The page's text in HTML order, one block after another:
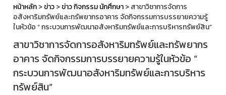
หน้าหลัก>ข่าว>ข่าว กิจกรรม นักศึกษา> สาขาวิชาการจัดการ
อสังหาริมทรัพย์และทรัพยากรอาคาร จัดกิจกรรมการบรรยายความรู้
ในหัวข้อ “ กระบวนการพัฒนาอสังหาริมทรัพย์และการบริหารทรัพย์สิน”
สาขาวิชาการจัดการอสังหาริมทรัพย์และทรัพยากร
อาคาร จัดกิจกรรมการบรรยายความรู้ในหัวข้อ “
กระบวนการพัฒนาอสังหาริมทรัพย์และการบริหาร
ทรัพย์สิน”